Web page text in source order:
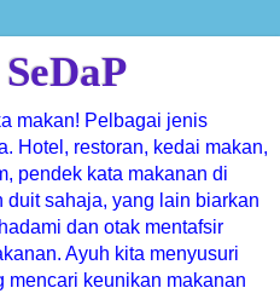
makan! Pelbagai jenis
Hotel, restoran, kedai makan,
pendek kata makanan di
duit sahaja, yang lain biarkan
dan otak mentafsir
Ayuh kita menyusuri
mencari keunikan makanan